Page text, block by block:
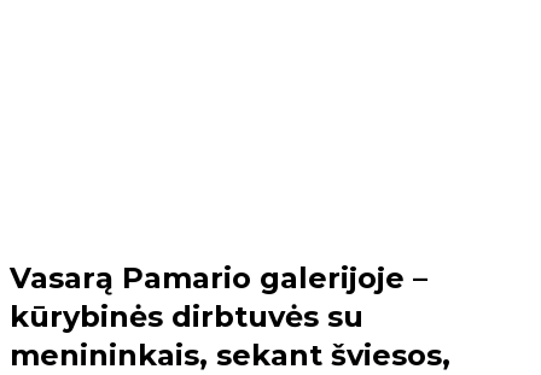
Vasarą Pamario galerijoje –
kūrybinės dirbtuvės su
menininkais, sekant šviesos,